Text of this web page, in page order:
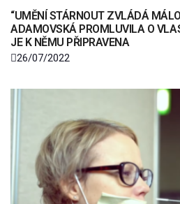
“UMĚNÍ STÁRNOUT ZVLÁDÁ
ADAMOVSKÁ PROMLUVILA O
JE K NĚMU PŘIPRAVENA
26/07/2022